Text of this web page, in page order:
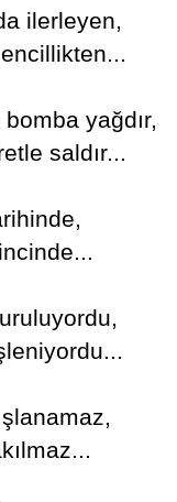
ilerleyen,
yağdır,
saldır...